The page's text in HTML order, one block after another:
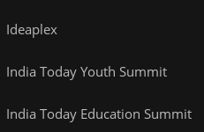
Ideaplex
India Today Youth Summit
India Today Education Summit